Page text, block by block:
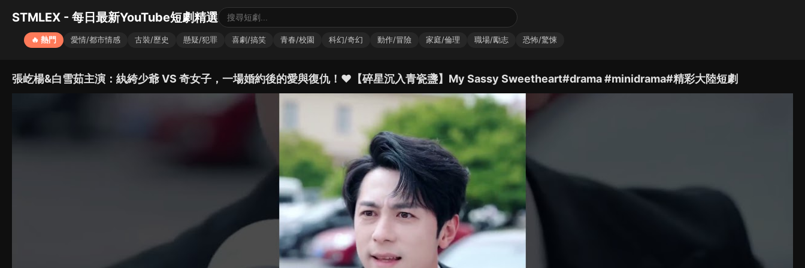
STMLEX - 每日最新YouTube短劇精選
🔥 熱門 愛情/都市情感 古裝/歷史 懸疑/犯罪 喜劇/搞笑 青春/校園 科幻/奇幻 動作/冒險 家庭/倫理 職場/勵志 恐怖/驚悚
張屹楊&白雪茹主演：紈絝少爺 VS 奇女子，一場婚約後的愛與復仇！❤️【碎星沉入青瓷盞】My Sassy Sweetheart#drama #minidrama#精彩大陸短劇